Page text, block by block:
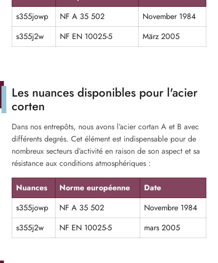
s355jowp NF A 35 502
November 1984
s355j2w
NF EN 10025-5 März 2005
Les nuances disponibles pour l'acier
corten
Dans nos entrepôts, nous avons l’acier cortan A et B avec
différents degrés. Cet élément est indispensable pour de
nombreux secteurs d’activité en raison de son aspect et sa
résistance aux conditions atmosphériques :
Nuances Norme européenne Date
s355jowp NF A 35 502
Novembre 1984
s355j2w
NF EN 10025-5 mars 2005